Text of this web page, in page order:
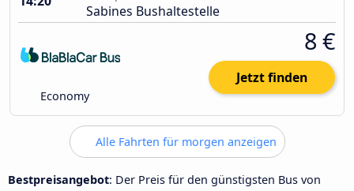
Sabines Bushaltestelle
Economy
8 €
Jetzt finden
Alle Fahrten für morgen anzeigen
Bestpreisangebot: Der Preis für den günstigsten Bus von